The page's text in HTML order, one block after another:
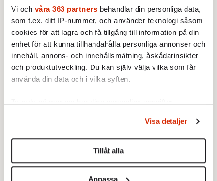
Vi och våra 363 partners behandlar din personliga data,
som t.ex. ditt IP-nummer, och använder teknologi såsom
cookies för att lagra och få tillgång till information på din
enhet för att kunna tillhandahålla personliga annonser och
innehåll, annons- och innehållsmätning, åskådarinsikter
och produktutveckling. Du kan själv välja vilka som får
använda din data och i vilka syften.
Du kan ändra eller dra tillbaka ditt samtycke när som
helst från cookie-förklaringen.
Vi använder enhetsidentifierare för att anpassa innehållet
Visa detaljer
Tillåt alla
Anpassa
Jösta Hagelbäck
12 NOVEMBER 2009
MINNESORD
Filmare och poet, dog den 23
oktober, 64 år gammal.
När granskarna blir
granskade
12 NOVEMBER 2009
Klarar sig journalister bättre
än politiker? På måndag ställs
TV4:s Trond Sefastsson inför
12 NOVEMBER 2009
Kultur på hjul
12 NOVEMBER 2009